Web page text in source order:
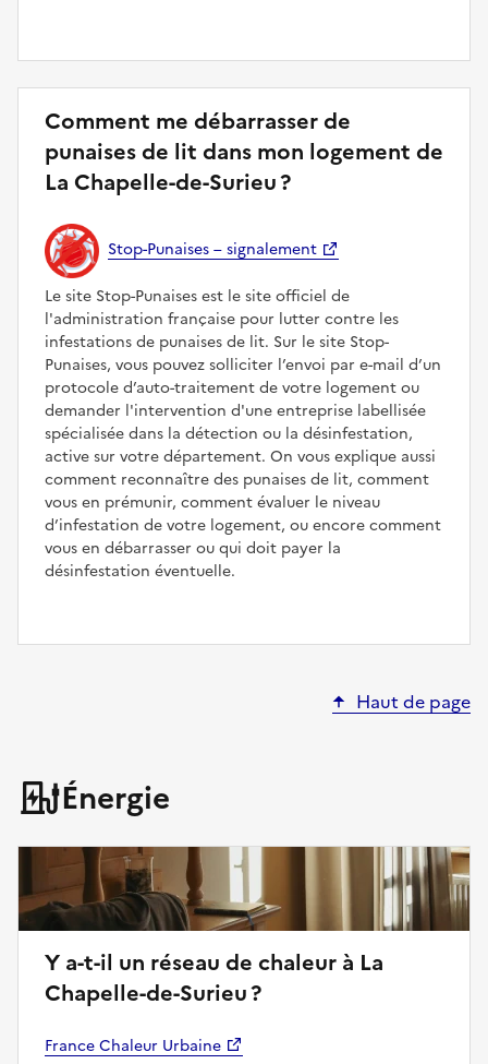
Comment me débarrasser de
punaises de lit dans mon logement de
La Chapelle-de-Surieu ?
Stop-Punaises – signalement
Le site Stop-Punaises est le site officiel de
l'administration française pour lutter contre les
infestations de punaises de lit. Sur le site Stop-
Punaises, vous pouvez solliciter l’envoi par e-mail d’un
protocole d’auto-traitement de votre logement ou
demander l'intervention d'une entreprise labellisée
spécialisée dans la détection ou la désinfestation,
active sur votre département. On vous explique aussi
comment reconnaître des punaises de lit, comment
vous en prémunir, comment évaluer le niveau
d’infestation de votre logement, ou encore comment
vous en débarrasser ou qui doit payer la
désinfestation éventuelle.
Haut de page
Énergie
Y a-t-il un réseau de chaleur à La
Chapelle-de-Surieu ?
France Chaleur Urbaine